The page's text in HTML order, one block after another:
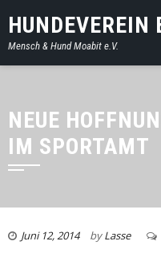
HUNDEVEREIN
Mensch & Hund Moabit e.V.
NEUE
IM SPORTAMT
Juni 12, 2014 byLasse